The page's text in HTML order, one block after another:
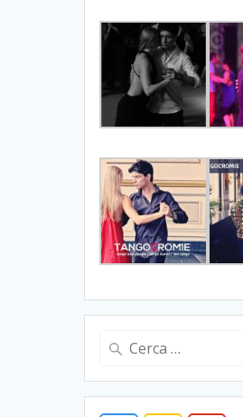
Ricerca
per: